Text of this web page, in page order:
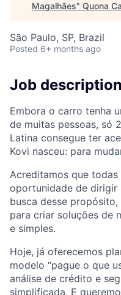
Magalhães" Quona
São Paulo, SP, Brazil
Posted 6+ months ago
Job description
Embora o carro tenha
de muitas pessoas, só
Latina consegue ter
Kovi nasceu: para
Acreditamos que
oportunidade de dirigir
busca desse
para criar soluções de
e simples.
Hoje, já oferecemos
modelo “pague o que
análise de crédito e
simplificada. E